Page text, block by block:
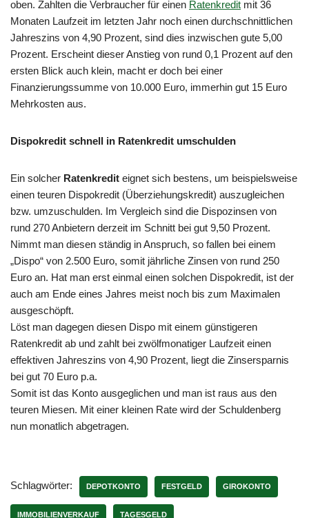
oben. Zahlten die Verbraucher für einen Ratenkredit mit 36
Monaten Laufzeit im letzten Jahr noch einen durchschnittlichen
Jahreszins von 4,90 Prozent, sind dies inzwischen gute 5,00
Prozent. Erscheint dieser Anstieg von rund 0,1 Prozent auf den
ersten Blick auch klein, macht er doch bei einer
Finanzierungssumme von 10.000 Euro, immerhin gut 15 Euro
Mehrkosten aus.
Dispokredit schnell in Ratenkredit umschulden
Ein solcher Ratenkredit eignet sich bestens, um beispielsweise
einen teuren Dispokredit (Überziehungskredit) auszugleichen
bzw. umzuschulden. Im Vergleich sind die Dispozinsen von
rund 270 Anbietern derzeit im Schnitt bei gut 9,50 Prozent.
Nimmt man diesen ständig in Anspruch, so fallen bei einem
„Dispo“ von 2.500 Euro, somit jährliche Zinsen von rund 250
Euro an. Hat man erst einmal einen solchen Dispokredit, ist der
auch am Ende eines Jahres meist noch bis zum Maximalen
ausgeschöpft.
Löst man dagegen diesen Dispo mit einem günstigeren
Ratenkredit ab und zahlt bei zwölfmonatiger Laufzeit einen
effektiven Jahreszins von 4,90 Prozent, liegt die Zinsersparnis
bei gut 70 Euro p.a.
Somit ist das Konto ausgeglichen und man ist raus aus den
teuren Miesen. Mit einer kleinen Rate wird der Schuldenberg
nun monatlich abgetragen.
Schlagwörter: DEPOTKONTO FESTGELD GIROKONTO
IMMOBILIENVERKAUF TAGESGELD